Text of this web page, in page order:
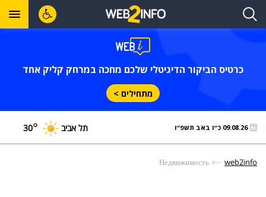
כרטיס הביקור הדיגיטלי שלכם מחכה במרחק קליק אחד
מתחילים >
09.08.26 כ״ו באב תשפ״ו תל אביב 30°
web2info
Недвижимость